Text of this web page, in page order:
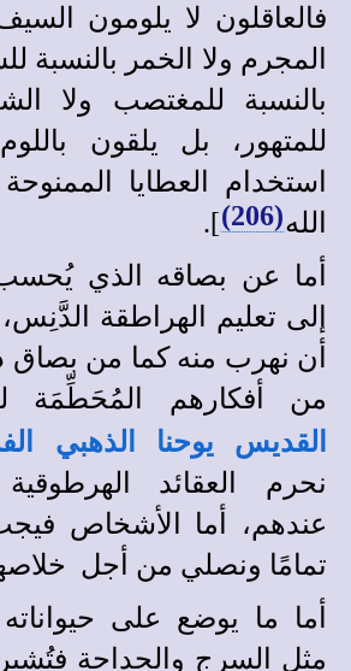
فالعاقلون لا يلومون
المجرم ولا الخمر بالنسبة
بالنسبة للمغتصب ولا
للمتهور، بل يلقون
استخدام العطايا
الله(206)
].
أما عن بصاقه الذي
إلى تعليم الهراطقة الدَّنِس،
أن نهرب منه كما من
من أفكارهم المُحَطِّمَة
القديس يوحنا الذهبي
نحرم العقائد
عندهم، أما الأشخاص
تمامًا ونصلي من أجل
أما ما يوضع على
مثل السرج والحداجة